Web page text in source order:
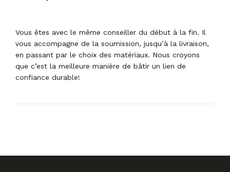
Vous êtes avec le même conseiller du début à la fin. Il
vous accompagne de la soumission, jusqu’à la livraison,
en passant par le choix des matériaux. Nous croyons
que c’est la meilleure manière de bâtir un lien de
confiance durable!